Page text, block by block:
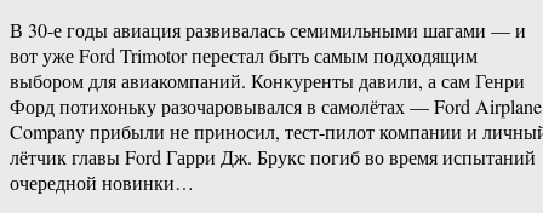
В 30-е годы авиация развивалась семимильными шагами — и
вот уже Ford Trimotor перестал быть самым подходящим
выбором для авиакомпаний. Конкуренты давили, а сам Генри
Форд потихоньку разочаровывался в самолётах — Ford Airplane
Company прибыли не приносил, тест-пилот компании и
лётчик главы Ford Гарри Дж. Брукс погиб во время испытаний
очередной новинки…